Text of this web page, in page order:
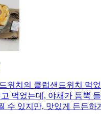
위치의 클럽샌드위치 먹
먹었는데, 야채가 듬뿍
수 있지만, 맛있게 든든하